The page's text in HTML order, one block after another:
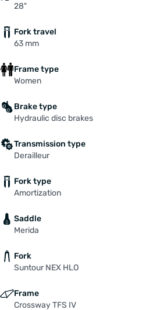
28"
Fork travel
63 mm
Frame type
Women
Brake type
Hydraulic disc brakes
Transmission type
Derailleur
Fork type
Amortization
Saddle
Merida
Fork
Suntour NEX HLO
Frame
Crossway TFS IV